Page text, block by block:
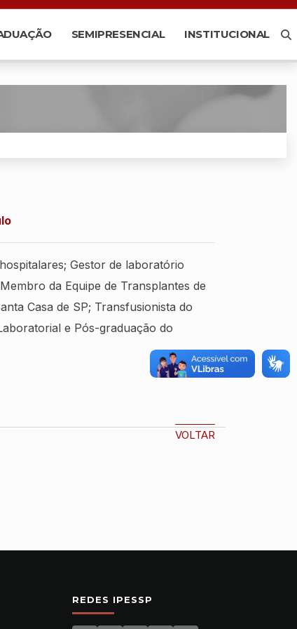
SEMIPRESENCIAL INSTITUCIONAL
Gestor de laboratório
da Equipe de Transplantes de
Casa de SP; Transfusionista do
e Pós-graduação do
VOLTAR
REDES IPESSP